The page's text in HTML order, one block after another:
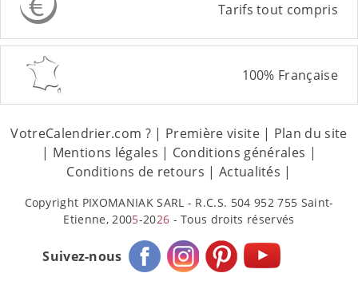
Tarifs tout compris
100% Française
VotreCalendrier.com ? | Première visite| Plan du site
| Mentions légales | Conditions générales |
Conditions de retours | Actualités |
Copyright PIXOMANIAK SARL - R.C.S. 504 952 755 Saint-
Etienne, 2005-2026 - Tous droits réservés
Suivez-nous